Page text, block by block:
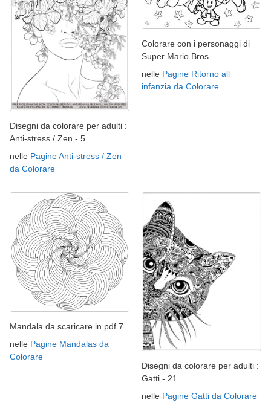
Disegni da colorare per adulti :
Anti-stress / Zen - 5
nelle Pagine Anti-stress / Zen
da Colorare
Colorare con i personaggi di
Super Mario Bros
nelle Pagine Ritorno all
infanzia da Colorare
Mandala da scaricare in pdf 7
nelle Pagine Mandalas da
Colorare
Disegni da colorare per adulti :
Gatti - 21
nelle Pagine Gatti da Colorare